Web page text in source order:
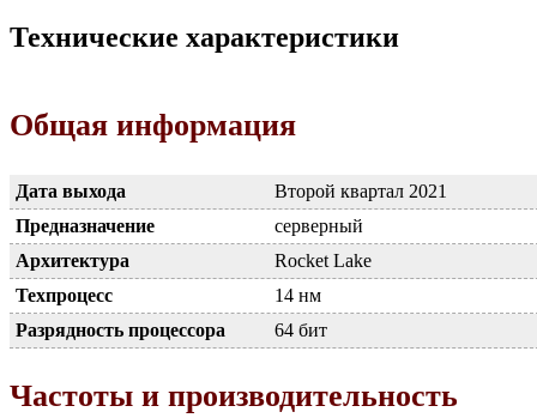
Технические характеристики
Общая информация
Дата выхода
Второй квартал 2021
Предназначение
серверный
Архитектура
Rocket Lake
Техпроцесс
14 нм
Разрядность процессора
64 бит
Частоты и производительность